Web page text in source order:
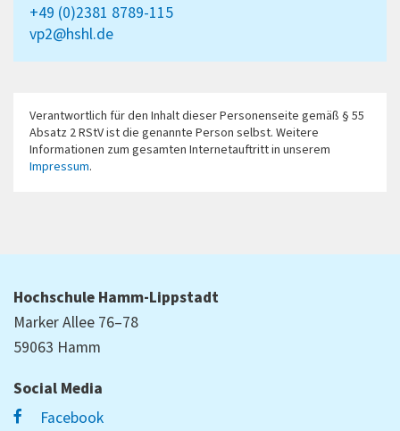
+49 (0)2381 8789-115
vp2@hshl.de
Verantwortlich für den Inhalt dieser Personenseite gemäß § 55
Absatz 2 RStV ist die genannte Person selbst. Weitere
Informationen zum gesamten Internetauftritt in unserem
Impressum.
Hochschule Hamm-Lippstadt
Marker Allee 76–78
59063 Hamm
Social Media
Facebook